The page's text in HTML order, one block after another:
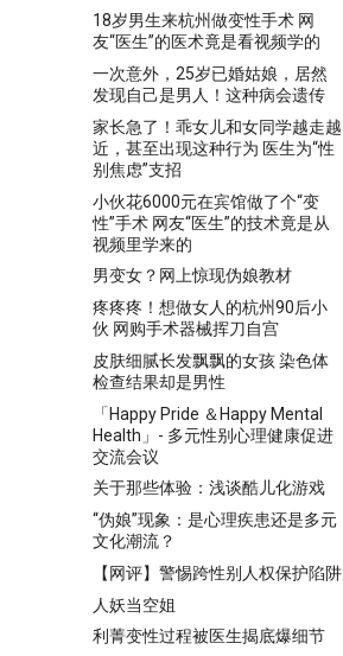
18岁男生来杭州做变性手术 网
友“医生”的医术竟是看视频学的
一次意外，25岁已婚姑娘，居然
发现自己是男人！这种病会遗传
家长急了！乖女儿和女同学越走越
近，甚至出现这种行为 医生为“性
别焦虑”支招
小伙花6000元在宾馆做了个“变
性”手术 网友“医生”的技术竟是从
视频里学来的
男变女？网上惊现伪娘教材
疼疼疼！想做女人的杭州90后小
伙 网购手术器械挥刀自宫
皮肤细腻长发飘飘的女孩 染色体
检查结果却是男性
「Happy Pride ＆Happy Mental
Health」- 多元性别心理健康促进
交流会议
关于那些体验：浅谈酷儿化游戏
“伪娘”现象：是心理疾患还是多元
文化潮流？
【网评】警惕跨性别人权保护陷阱
人妖当空姐
利菁变性过程被医生揭底爆细节